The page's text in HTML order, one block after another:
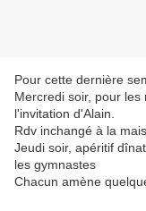
Pour cette dernière
Mercredi soir, pour
l'invitation d'Alain.
Rdv inchangé à la
Jeudi soir, apéritif
les gymnastes
Chacun amène